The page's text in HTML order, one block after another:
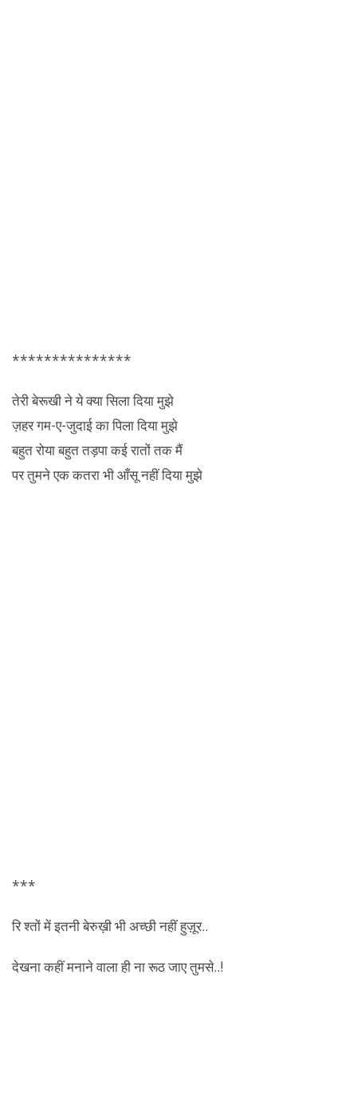
***************
तेरी बेरूखी ने ये क्या सिला दिया मुझे
ज़हर गम-ए-जुदाई का पिला दिया मुझे
बहुत रोया बहुत तड़पा कई रातों तक मैं
पर तुमने एक कतरा भी आँसू नहीं दिया मुझे
***
रि श्तों में इतनी बेरुख़ी भी अच्छी नहीं हुज़ूर..
देखना कहीं मनाने वाला ही ना रूठ जाए तुमसे..!